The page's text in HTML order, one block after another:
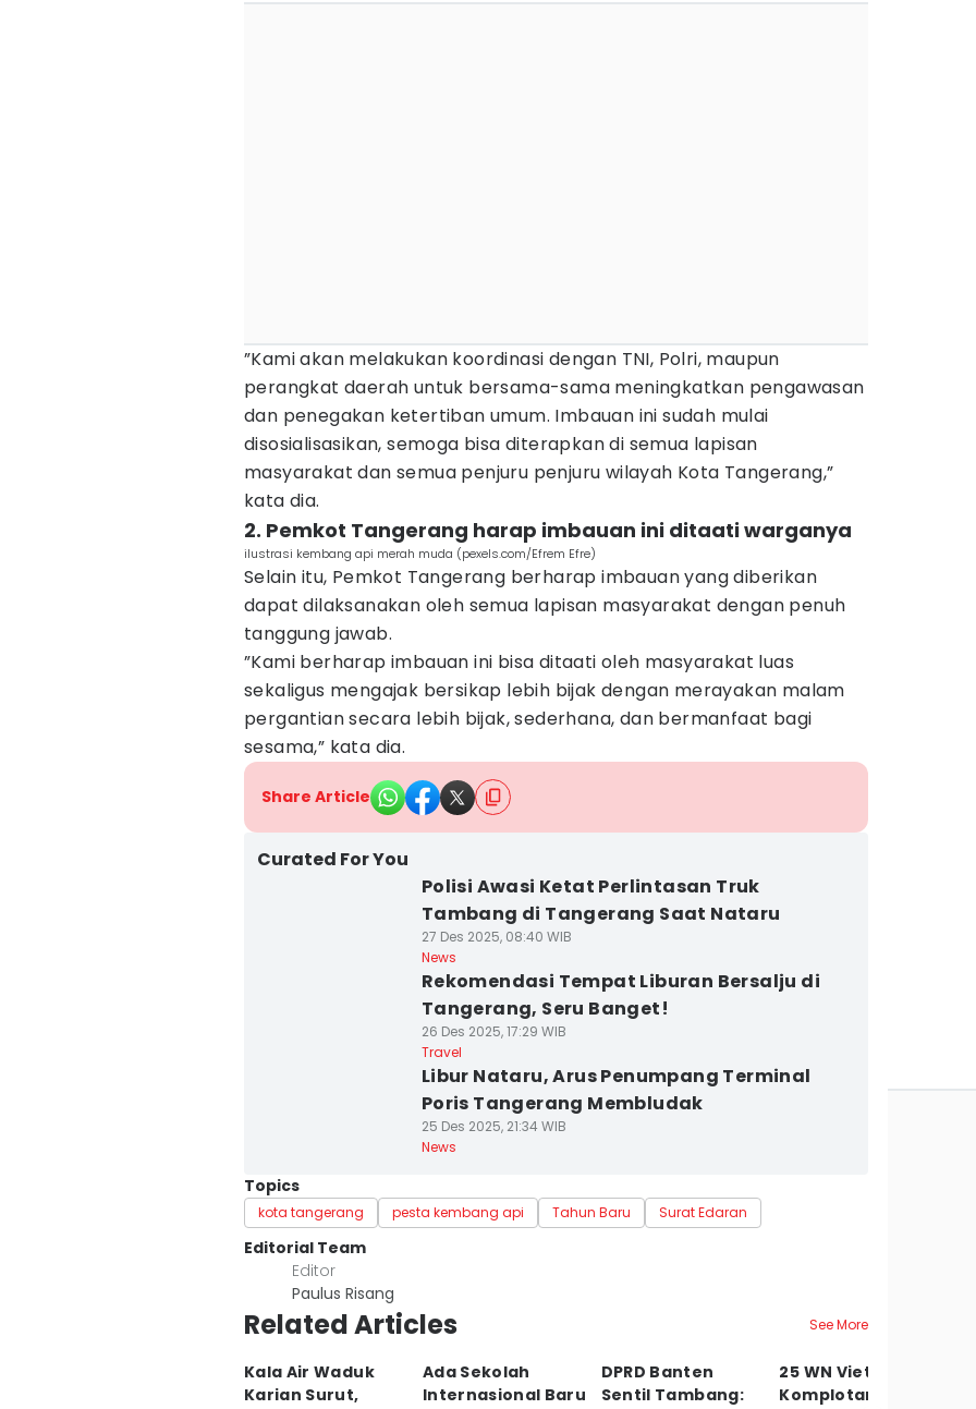
”Kami akan melakukan koordinasi dengan TNI, Polri, maupun
perangkat daerah untuk bersama-sama meningkatkan pengawasan
dan penegakan ketertiban umum. Imbauan ini sudah mulai
disosialisasikan, semoga bisa diterapkan di semua lapisan
masyarakat dan semua penjuru penjuru wilayah Kota Tangerang,”
kata dia.
2. Pemkot Tangerang harap imbauan ini ditaati warganya
ilustrasi kembang api merah muda (pexels.com/Efrem Efre)
Selain itu, Pemkot Tangerang berharap imbauan yang diberikan
dapat dilaksanakan oleh semua lapisan masyarakat dengan penuh
tanggung jawab.
”Kami berharap imbauan ini bisa ditaati oleh masyarakat luas
sekaligus mengajak bersikap lebih bijak dengan merayakan malam
pergantian secara lebih bijak, sederhana, dan bermanfaat bagi
sesama,” kata dia.
Share Article
Curated For You
Polisi Awasi Ketat Perlintasan Truk
Tambang di Tangerang Saat Nataru
27 Des 2025, 08:40 WIB
News
Rekomendasi Tempat Liburan Bersalju di
Tangerang, Seru Banget!
26 Des 2025, 17:29 WIB
Travel
Libur Nataru, Arus Penumpang Terminal
Poris Tangerang Membludak
25 Des 2025, 21:34 WIB
News
Topics
kota tangerang pesta kembang api Tahun Baru Surat Edaran
Editorial Team
Editor
Paulus Risang
Related Articles See More
Kala Air Waduk
Karian Surut,
Ada Sekolah
Internasional Baru
DPRD Banten
Sentil Tambang:
25 WN Vietnam
Komplotan